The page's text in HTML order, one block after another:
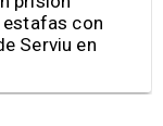
del
piden
pago